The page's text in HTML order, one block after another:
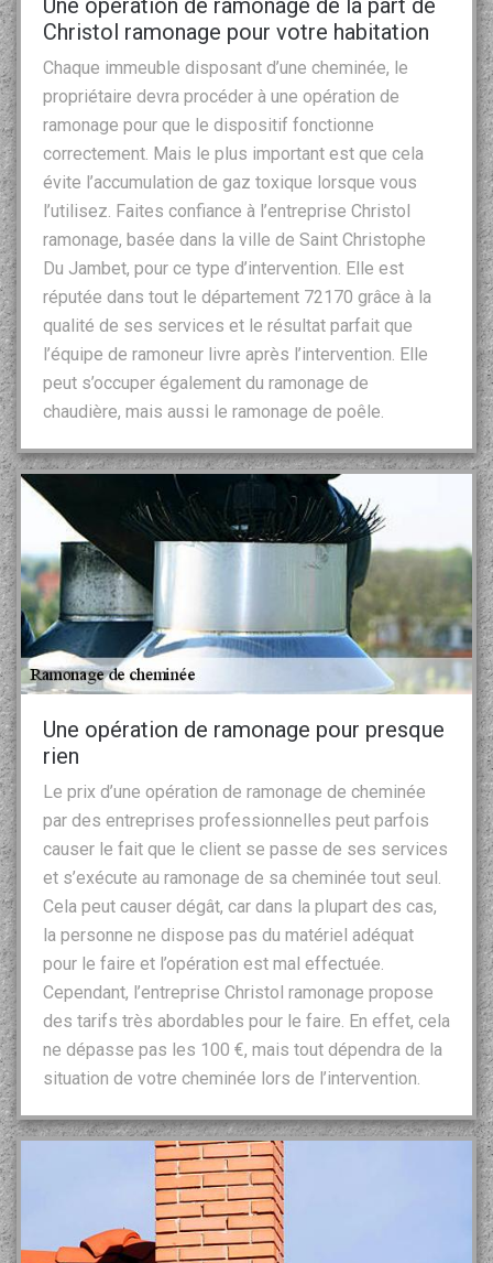
Christol ramonage pour votre habitation
Chaque immeuble disposant d’une cheminée, le
propriétaire devra procéder à une opération de
ramonage pour que le dispositif fonctionne
correctement. Mais le plus important est que cela
évite l’accumulation de gaz toxique lorsque vous
l’utilisez. Faites confiance à l’entreprise Christol
ramonage, basée dans la ville de Saint Christophe
Du Jambet, pour ce type d’intervention. Elle est
réputée dans tout le département 72170 grâce à la
qualité de ses services et le résultat parfait que
l’équipe de ramoneur livre après l’intervention. Elle
peut s’occuper également du ramonage de
chaudière, mais aussi le ramonage de poêle.
Une opération de ramonage pour presque
rien
Le prix d’une opération de ramonage de cheminée
par des entreprises professionnelles peut parfois
causer le fait que le client se passe de ses services
et s’exécute au ramonage de sa cheminée tout seul.
Cela peut causer dégât, car dans la plupart des cas,
la personne ne dispose pas du matériel adéquat
pour le faire et l’opération est mal effectuée.
Cependant, l’entreprise Christol ramonage propose
des tarifs très abordables pour le faire. En effet, cela
ne dépasse pas les 100 €, mais tout dépendra de la
situation de votre cheminée lors de l’intervention.